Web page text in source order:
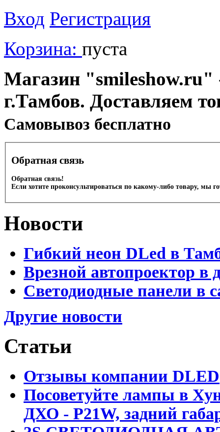
Вход Регистрация
Корзина: пуста
Магазин "smileshow.ru"
г.Тамбов. Доставляем
Cамовывоз бесплатно
Обратная связь
Обратная связь!
Если хотите проконсультироваться по какому-либо товару, мы
Новости
Гибкий неон DLed в
Врезной автопроектор в
Светодиодные панели в
Другие новости
Статьи
Отзывы компании DLED
Посоветуйте лампы в
ДХО - P21W, задний